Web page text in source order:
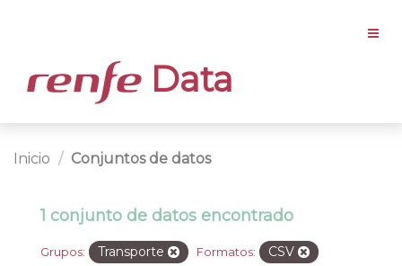
Data
Inicio Conjuntos de datos
1 conjunto de datos encontrado
Grupos: Transporte Formatos:
CSV